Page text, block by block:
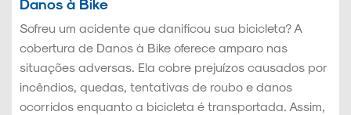
Sofreu um acidente que danificou sua bicicleta? A
cobertura de Danos à Bike oferece amparo nas
situações adversas. Ela cobre prejuízos causados por
incêndios, quedas, tentativas de roubo e danos
ocorridos enquanto a bicicleta é transportada. Assim,